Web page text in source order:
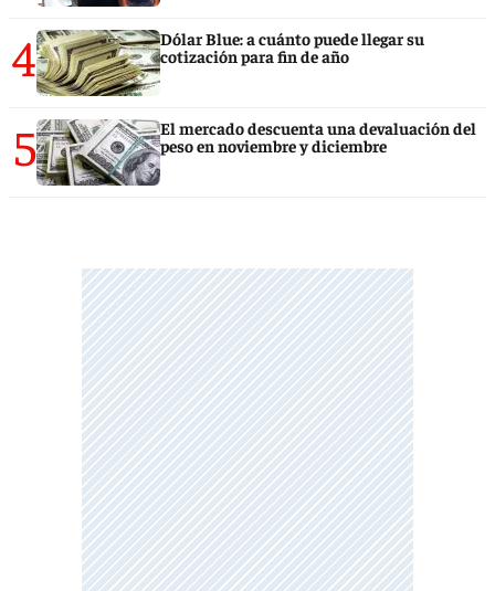
4
Dólar Blue: a cuánto puede llegar su
cotización para fin de año
5
El mercado descuenta una devaluación del
peso en noviembre y diciembre